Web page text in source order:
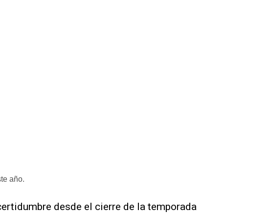
año.
desde el cierre de la temporada